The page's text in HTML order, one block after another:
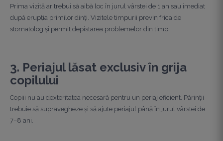
Prima vizită ar trebui să aibă loc în jurul vârstei de 1 an sau imediat
după erupția primilor dinți. Vizitele timpurii previn frica de
stomatolog și permit depistarea problemelor din timp.
3. Periajul lăsat exclusiv în grija
copilului
Copiii nu au dexteritatea necesară pentru un periaj eficient. Părinții
trebuie să supravegheze și să ajute periajul până în jurul vârstei de
7–8 ani.